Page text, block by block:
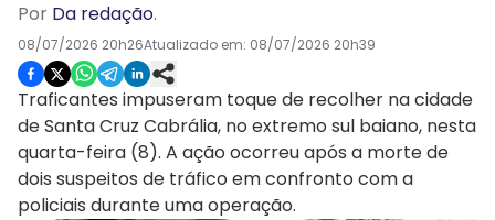
Por Da redação.
08/07/2026 20h26Atualizado em: 08/07/2026 20h39
Traficantes impuseram toque de recolher na cidade
de Santa Cruz Cabrália, no extremo sul baiano, nesta
quarta-feira (8). A ação ocorreu após a morte de
dois suspeitos de tráfico em confronto com a
policiais durante uma operação.